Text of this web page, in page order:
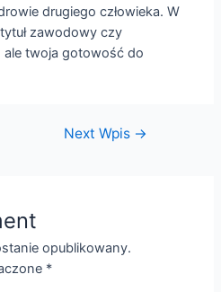
drugiego człowieka. W
zawodowy czy
twoja gotowość do
Next Wpis →
opublikowany.
*